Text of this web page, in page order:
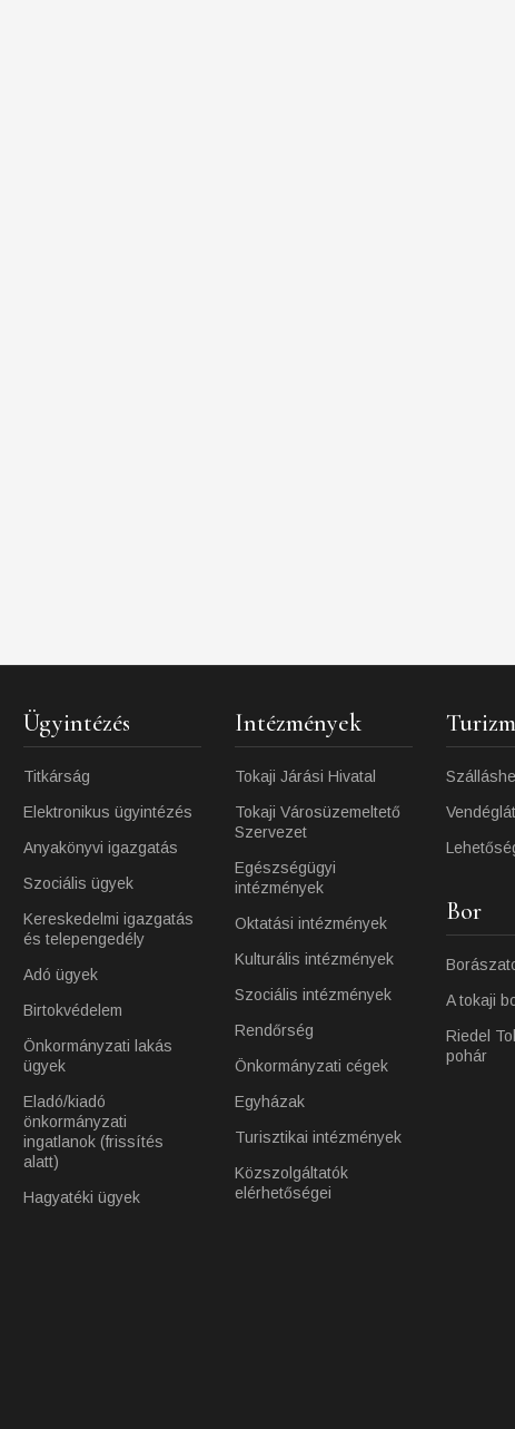
Ügyintézés
Titkárság
Elektronikus ügyintézés
Anyakönyvi igazgatás
Szociális ügyek
Kereskedelmi igazgatás
és telepengedély
Adó ügyek
Birtokvédelem
Önkormányzati lakás
ügyek
Eladó/kiadó
önkormányzati
ingatlanok (frissítés
alatt)
Hagyatéki ügyek
Intézmények
Tokaji Járási Hivatal
Tokaji Városüzemeltető
Szervezet
Egészségügyi
intézmények
Oktatási intézmények
Kulturális intézmények
Szociális intézmények
Rendőrség
Önkormányzati cégek
Egyházak
Turisztikai intézmények
Közszolgáltatók
elérhetőségei
Bor
A tokaji
Riedel
pohár